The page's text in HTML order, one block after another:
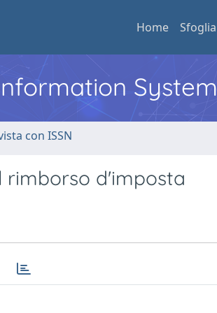
Home Sfoglia
System
con ISSN
d'imposta